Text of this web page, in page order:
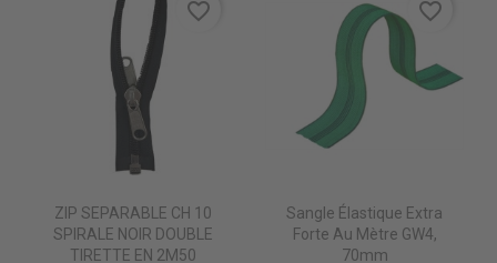
ZIP SEPARABLE CH 10
SPIRALE NOIR DOUBLE
TIRETTE EN 2M50
favorite_border
Sangle Élastique Extra
Forte Au Mètre GW4,
70mm
favorite_border